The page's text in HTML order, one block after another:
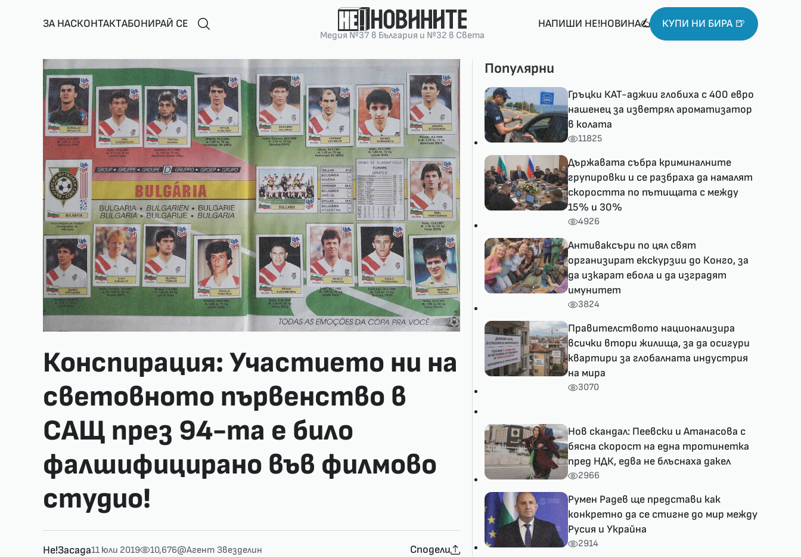
ЗА НАСКОНТАКТАБОНИРАЙ СЕ
Медия №37 в България и №32 в Света
НАПИШИ НЕ!НОВИНА КУПИ НИ БИРА 🍺
Конспирация: Участието ни на
световното първенство в
САЩ през 94-та е било
фалшифицирано във филмово
студио!
Не!Засада11 юли 2019 10,676@Агент Звезделин Сподели
Популярни
Гръцки КАТ-аджии глобиха с 400 евро
нашенец за изветрял ароматизатор
в колата
11825
Държавата събра криминалните
групировки и се разбраха да намалят
скоростта по пътищата с между
15% и 30%
4926
Антиваксъри по цял свят
организират екскурзии до Конго, за
да изкарат ебола и да изградят
имунитет
3824
Правителството национализира
всички втори жилища, за да осигури
квартири за глобалната индустрия
на мира
3070
Нов скандал: Пеевски и Атанасова с
бясна скорост на една тротинетка
пред НДК, едва не блъснаха дакел
2966
Румен Радев ще представи как
конкретно да се стигне до мир между
Русия и Украйна
2914